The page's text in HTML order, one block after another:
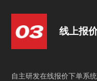
线上报
自主研发在线报价下单系